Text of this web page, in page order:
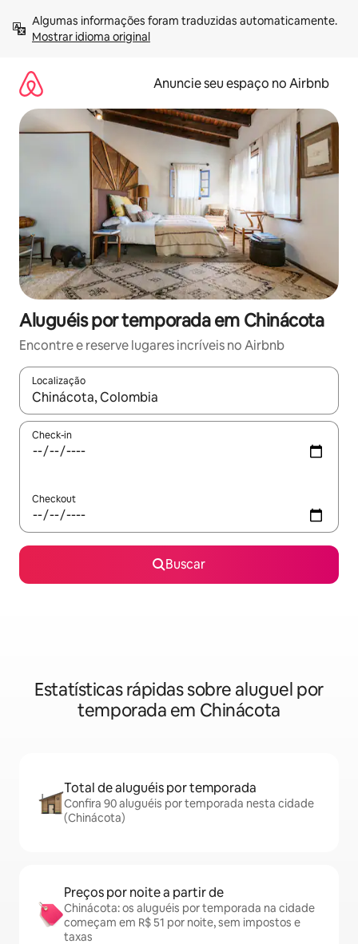
para
Mostrar idioma original
Anuncie seu espaço no Airbnb
Aluguéis por temporada em Chinácota
Encontre e reserve lugares incríveis no Airbnb
Localização
Quando os resultados estiverem disponíveis, explore-os
Check-in
Checkout
Buscar
Estatísticas rápidas sobre aluguel por
temporada em Chinácota
Total de aluguéis por temporada
Confira 90 aluguéis por temporada nesta cidade
(Chinácota)
Preços por noite a partir de
Chinácota: os aluguéis por temporada na cidade
começam em R$ 51 por noite, sem impostos e
taxas